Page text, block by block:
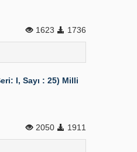
1623 1736
I, Sayı : 25) Milli
2050 1911